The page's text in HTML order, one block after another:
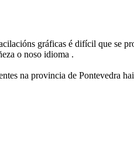
gráficas é difícil que se
o noso idioma .
na provincia de Pontevedra